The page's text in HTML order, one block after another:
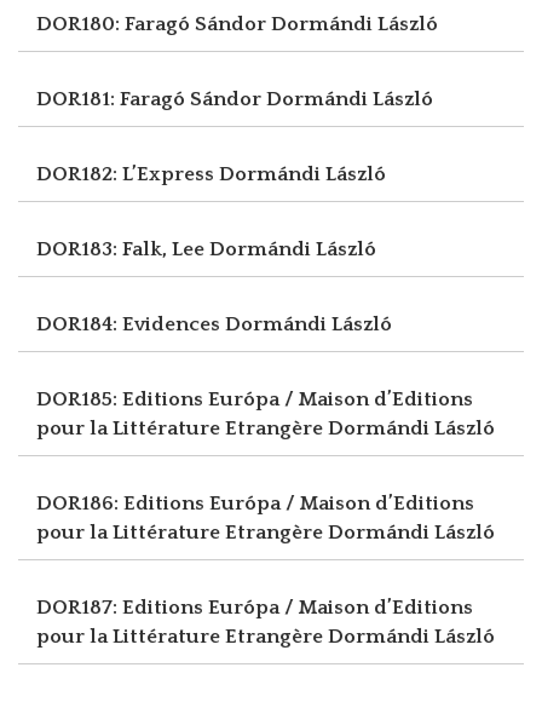
DOR180: Faragó Sándor Dormándi László
DOR181: Faragó Sándor Dormándi László
DOR182: L’Express Dormándi László
DOR183: Falk, Lee Dormándi László
DOR184: Evidences Dormándi László
DOR185: Editions Európa / Maison d’Editions
pour la Littérature Etrangère Dormándi László
DOR186: Editions Európa / Maison d’Editions
pour la Littérature Etrangère Dormándi László
DOR187: Editions Európa / Maison d’Editions
pour la Littérature Etrangère Dormándi László